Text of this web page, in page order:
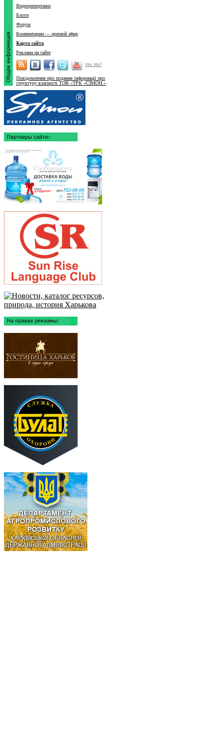
Видеорепортажи
Блоги
Форум
Комментарии — прямой эфир
Карта сайта
Реклама на сайте
что это?
Повідомлення про подання інформації про
структуру власності ТОВ «ТРК «СІМОН.»